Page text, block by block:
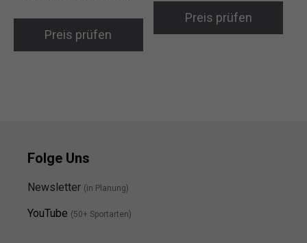
Preis prüfen
Preis prüfen
Folge Uns
Newsletter (in Planung)
YouTube (50+ Sportarten)